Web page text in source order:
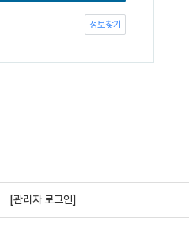
정보찾기
[관리자 로그인]